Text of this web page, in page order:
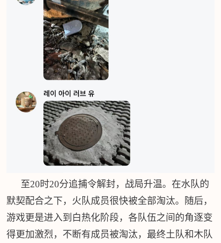
至20时20分追捕令解封，战局升温。在水队的
默契配合之下，火队成员很快被全部淘汰。随后，
游戏更是进入到白热化阶段，各队伍之间的角逐变
得更加激烈，不断有成员被淘汰，最终土队和木队